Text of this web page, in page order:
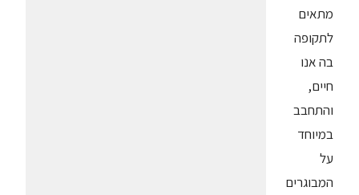
מתאים
לתקופה
בה אנו
חיים,
והתחבב
במיוחד
על
המבוגרים